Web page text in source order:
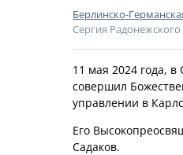
Берлинско-
Сергия Радонежского
11 мая 2024 года,
совершил
управлении в
Его
Садаков.